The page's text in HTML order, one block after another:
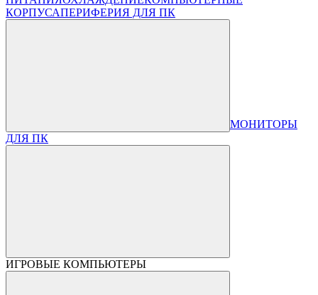
КОРПУСАПЕРИФЕРИЯ ДЛЯ ПК
МОНИТОРЫ
ДЛЯ ПК
ИГРОВЫЕ КОМПЬЮТЕРЫ